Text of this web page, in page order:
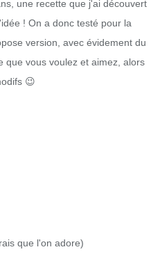
une recette que j'ai découvert
! On a donc testé pour la
version, avec évidement du
que vous voulez et aimez, alors
😉
que l'on adore)